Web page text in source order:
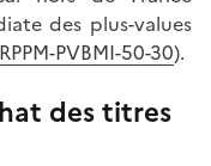
des plus-values
PVBMI-50-30).
des titres